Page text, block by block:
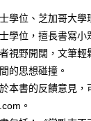
學位、芝加哥大
學位，擅長書寫小
視野開闊，文筆輕
的思想碰撞。
本書的反饋意見，
。